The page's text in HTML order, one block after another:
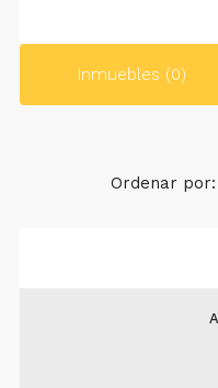
Inmuebles (0)
Ordenar por: